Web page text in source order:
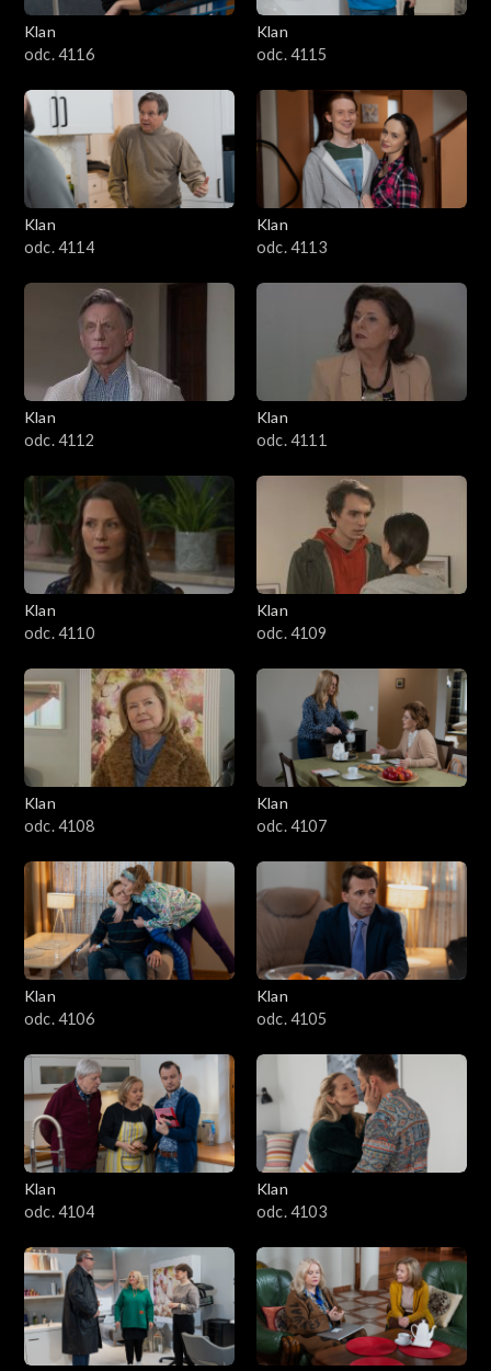
Klan
odc. 4116
Klan
odc. 4115
Klan
odc. 4114
Klan
odc. 4113
Klan
odc. 4112
Klan
odc. 4111
Klan
odc. 4110
Klan
odc. 4109
Klan
odc. 4108
Klan
odc. 4107
Klan
odc. 4106
Klan
odc. 4105
Klan
odc. 4104
Klan
odc. 4103